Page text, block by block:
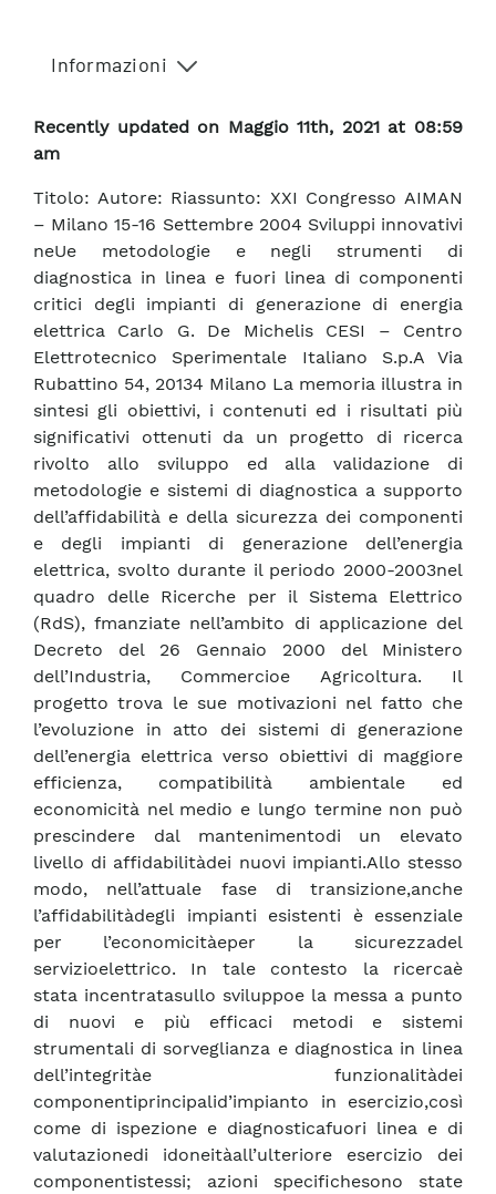
Informazioni
Recently updated on Maggio 11th, 2021 at 08:59
am
Titolo: Autore: Riassunto: XXI Congresso AIMAN
– Milano 15-16 Settembre 2004 Sviluppi innovativi
neUe metodologie e negli strumenti di
diagnostica in linea e fuori linea di componenti
critici degli impianti di generazione di energia
elettrica Carlo G. De Michelis CESI – Centro
Elettrotecnico Sperimentale Italiano S.p.A Via
Rubattino 54, 20134 Milano La memoria illustra in
sintesi gli obiettivi, i contenuti ed i risultati più
significativi ottenuti da un progetto di ricerca
rivolto allo sviluppo ed alla validazione di
metodologie e sistemi di diagnostica a supporto
dell’affidabilità e della sicurezza dei componenti
e degli impianti di generazione dell’energia
elettrica, svolto durante il periodo 2000-2003nel
quadro delle Ricerche per il Sistema Elettrico
(RdS), fmanziate nell’ambito di applicazione del
Decreto del 26 Gennaio 2000 del Ministero
dell’Industria, Commercioe Agricoltura. Il
progetto trova le sue motivazioni nel fatto che
l’evoluzione in atto dei sistemi di generazione
dell’energia elettrica verso obiettivi di maggiore
efficienza, compatibilità ambientale ed
economicità nel medio e lungo termine non può
prescindere dal mantenimentodi un elevato
livello di affidabilitàdei nuovi impianti.Allo stesso
modo, nell’attuale fase di transizione,anche
l’affidabilitàdegli impianti esistenti è essenziale
per l’economicitàeper la sicurezzadel
servizioelettrico. In tale contesto la ricercaè
stata incentratasullo sviluppoe la messa a punto
di nuovi e più efficaci metodi e sistemi
strumentali di sorveglianza e diagnostica in linea
dell’integritàe funzionalitàdei
componentiprincipalid’impianto in esercizio,così
come di ispezione e diagnosticafuori linea e di
valutazionedi idoneitàall’ulteriore esercizio dei
componentistessi; azioni specifichesono state